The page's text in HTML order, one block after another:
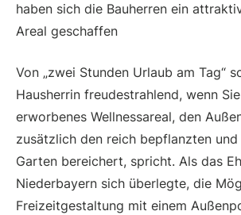
haben sich die Bauherren ein
Areal geschaffen
Von „zwei Stunden Urlaub am Tag“
Hausherrin freu­destrahlend, wenn
erworbenes Wellnessareal, den
zusätzlich den reich bepflanzten und
Garten bereichert, spricht. Als das
Niederbayern sich überlegte, die
Freizeitgestaltung mit einem